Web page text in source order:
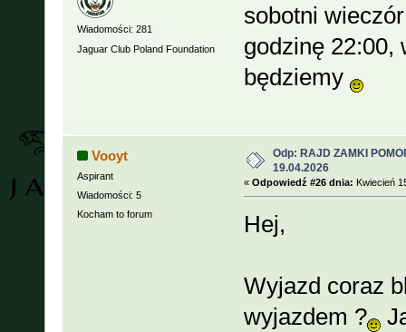
Wiadomości: 281
Jaguar Club Poland Foundation
sobotni
godzinę 22:00,
będziemy
Vooyt
Aspirant
Wiadomości: 5
Kocham to forum
Odp: RAJD ZAMKI
19.04.2026
« Odpowiedź #26 dnia: Kwiecień
Hej,
Wyjazd coraz
wyjazdem ?